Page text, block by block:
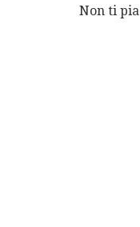
Non ti